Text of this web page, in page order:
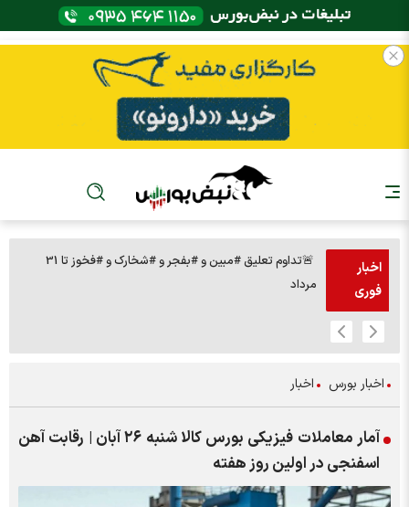
اخبار
فوری
🚨تداوم تعلیق #مبین و #بفجر و #شخارک و #فخوز تا 31
مرداد
اخبار بورس اخبار
آمار معاملات فیزیکی بورس کالا شنبه ۲۶ آبان | رقابت آهن
اسفنجی در اولین روز هفته